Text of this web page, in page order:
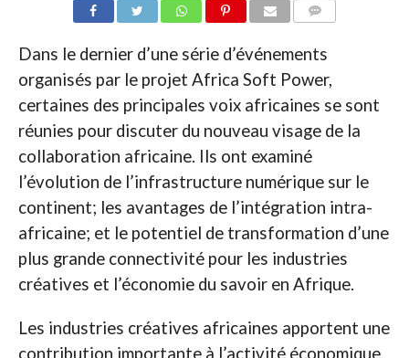
Dans le dernier d’une série d’événements
organisés par le projet Africa Soft Power,
certaines des principales voix africaines se sont
réunies pour discuter du nouveau visage de la
collaboration africaine. Ils ont examiné
l’évolution de l’infrastructure numérique sur le
continent; les avantages de l’intégration intra-
africaine; et le potentiel de transformation d’une
plus grande connectivité pour les industries
créatives et l’économie du savoir en Afrique.
Les industries créatives africaines apportent une
contribution importante à l’activité économique